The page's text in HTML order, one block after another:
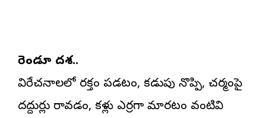
రెండూ దశ..
విరేచనాలలో రక్తం పడటం, కడుపు నొప్పి, చర్మంపై
దద్దుర్లు రావడం, కళ్లు ఎర్రగా మారటం వంటివి